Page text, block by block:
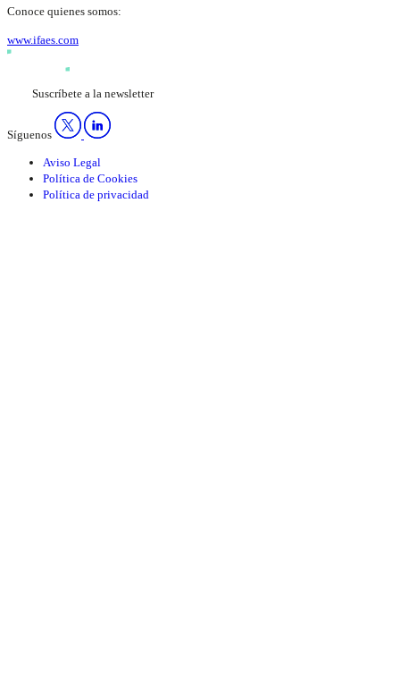
Conoce quienes somos:
www.ifaes.com
Suscríbete a la newsletter
Síguenos
Aviso Legal
Política de Cookies
Política de privacidad